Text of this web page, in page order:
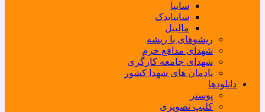
سایپا
سایپایدک
مالیبل
ریشوهای با ریشه
شهدای مدافع حرم
شهدای جامعه کارگری
یادمان های شهدا کشور
دانلودها
پوستر
کلیپ تصویری